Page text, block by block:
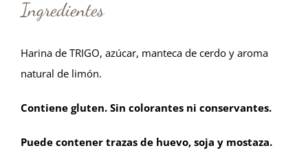
Ingredientes
Harina de TRIGO, azúcar, manteca de cerdo y aroma
natural de limón.
Contiene gluten. Sin colorantes ni conservantes.
Puede contener trazas de huevo, soja y mostaza.